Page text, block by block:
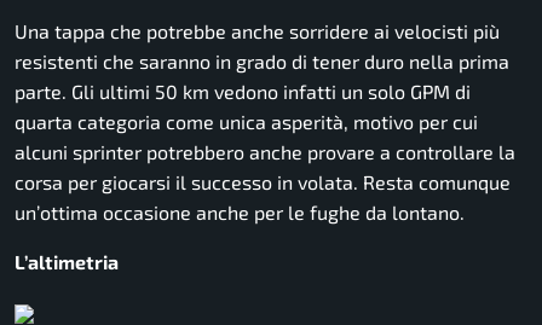
Una tappa che potrebbe anche sorridere ai velocisti più
resistenti che saranno in grado di tener duro nella prima
parte. Gli ultimi 50 km vedono infatti un solo GPM di
quarta categoria come unica asperità, motivo per cui
alcuni sprinter potrebbero anche provare a controllare la
corsa per giocarsi il successo in volata. Resta comunque
un’ottima occasione anche per le fughe da lontano.
L’altimetria